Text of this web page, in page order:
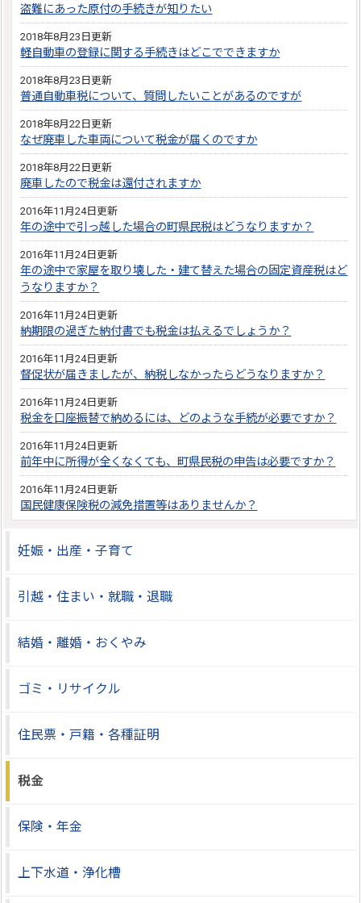
盗難にあった原付の手続きが知りたい
2018年8月23日更新
軽自動車の登録に関する手続きはどこでできますか
2018年8月23日更新
普通自動車税について、質問したいことがあるのですが
2018年8月22日更新
なぜ廃車した車両について税金が届くのですか
2018年8月22日更新
廃車したので税金は還付されますか
2016年11月24日更新
年の途中で引っ越した場合の町県民税はどうなりますか？
2016年11月24日更新
年の途中で家屋を取り壊した・建て替えた場合の固定資産税はど
うなりますか？
2016年11月24日更新
納期限の過ぎた納付書でも税金は払えるでしょうか？
2016年11月24日更新
督促状が届きましたが、納税しなかったらどうなりますか？
2016年11月24日更新
税金を口座振替で納めるには、どのような手続が必要ですか？
2016年11月24日更新
前年中に所得が全くなくても、町県民税の申告は必要ですか？
2016年11月24日更新
国民健康保険税の減免措置等はありませんか？
妊娠・出産・子育て
引越・住まい・就職・退職
結婚・離婚・おくやみ
ゴミ・リサイクル
住民票・戸籍・各種証明
税金
保険・年金
上下水道・浄化槽